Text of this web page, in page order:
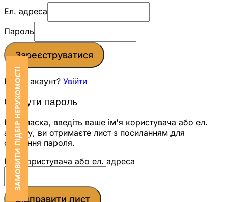
ЗАМОВИТИ ПІДБІР НЕРУХОМОСТІ
Ел. адреса
Пароль
Зареєструватися
Вже є акаунт? Увійти
Скинути пароль
Будь ласка, введіть ваше ім'я користувача або ел.
адресу, ви отримаєте лист з посиланням для
скидання пароля.
Ім'я користувача або ел. адреса
Відправити лист